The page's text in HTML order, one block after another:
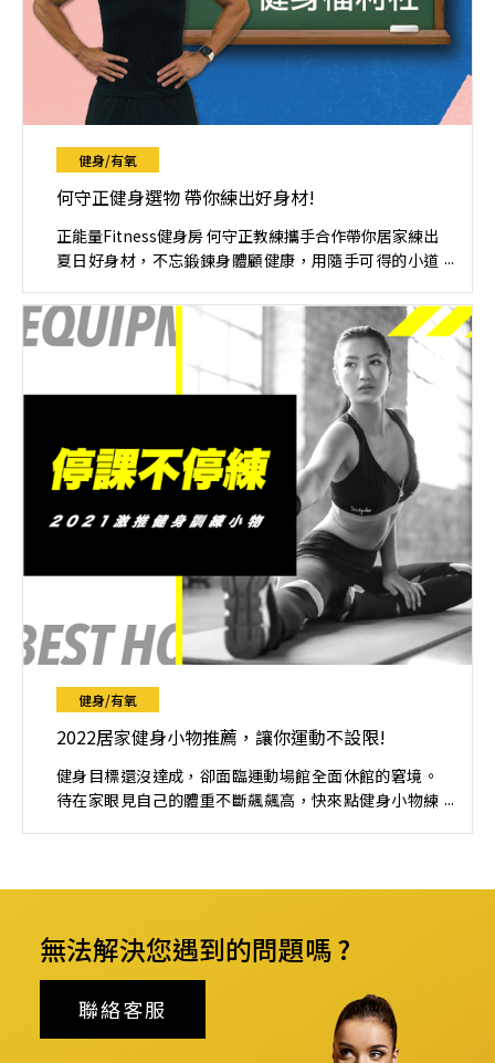
健身/有氧
何守正健身選物 帶你練出好身材!
正能量Fitness健身房 何守正教練攜手合作帶你居家練出
夏日好身材，不忘鍛鍊身體顧健康，用隨手可得的小道
健身/有氧
2022居家健身小物推薦，讓你運動不設限!
健身目標還沒達成，卻面臨運動場館全面休館的窘境。
待在家眼見自己的體重不斷飆飆高，快來點健身小物練
無法解決您遇到的問題嗎 ?
聯絡客服